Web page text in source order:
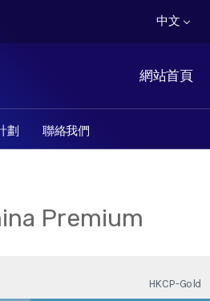
中文
網站首頁
劃 聯絡我們
Premium
HKCP-Gold